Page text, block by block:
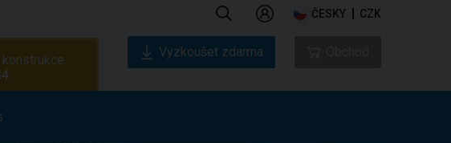
ČESKY CZK
Vyzkoušet zdarma